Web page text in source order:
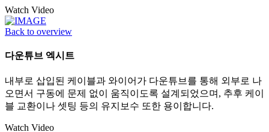
Watch Video
Back to overview
다운튜브 엑시트
내부로 삽입된 케이블과 와이어가 다운튜브를 통해 외부로 나
오면서 구동에 문제 없이 움직이도록 설계되었으며, 추후 케이
블 교환이나 셋팅 등의 유지보수 또한 용이합니다.
Watch Video